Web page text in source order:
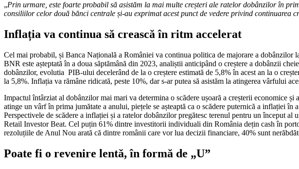
„Prin urmare, este foarte probabil să asistăm la mai multe creșteri ale ratelor dobânzilor în
consiliilor celor două bănci centrale și-au exprimat acest punct de vedere privind continuarea
Inflația va continua să crească în ritm accelerat
Cel mai probabil, și Banca Națională a României va continua politica de majorare a
BNR este așteptată în a doua săptămână din 2023, analiștii anticipând o creștere a dobânzii
dobânzilor, evolutia PIB-ului decelerând de la o creștere estimată de 5,8% în acest an la o
la 5,8%. Inflația va rămâne ridicată, peste 10%, dar s-ar putea să asistăm la atingerea vârfului
Impactul întârziat al dobânzilor mai mari va determina o scădere ușoară a creșterii economice
atinge un vârf în prima jumătate a anului, piețele se așteaptă ca o scădere puternică a inflației
Perspectivele de scădere a inflației și a ratelor dobânzilor pregătesc terenul pentru un început
Retail Investor Beat. Cel puțin 61% dintre investitorii individuali din România dețin cash în
rezoluțiile de Anul Nou arată că dintre românii care vor lua decizii financiare, 40% sunt
Poate fi o revenire lentă, în formă de „U”